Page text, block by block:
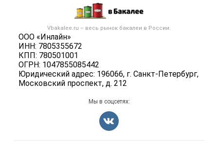
Vbakalee.ru – весь рынок бакалеи в России.
ООО «Инлайн»
ИНН: 7805355672
КПП: 780501001
ОГРН: 1047855085442
Юридический адрес: 196066, г. Санкт-Петербург,
Московский проспект, д. 212
Публичная оферта
Контактная информация
Политика обработки персональных данных
Новости рынка
Бакалейные товары
Услуги
Добавить объявление
Мы в соцсетях: